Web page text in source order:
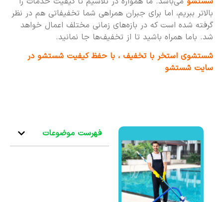
بالاتر ببریم، اما برای جبران همراهی شما تخفیفاتی هم در نظر
گرفته شده است که در بازه‌های زمانی مختلف اعمال خواهد
شد. باما همراه باشید تا از تخفیف‌ها جا نمانید.
شستشوی استخر با تخفیف ، با حفظ کیفیت شستشو در
سایت شستشو
فهرست موضوعات